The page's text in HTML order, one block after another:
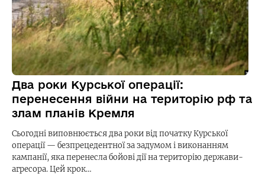
Два роки Курської операції:
перенесення війни на територію рф та
злам планів Кремля
Сьогодні виповнюється два роки від початку Курської
операції — безпрецедентної за задумом і виконанням
кампанії, яка перенесла бойові дії на територію держави-
агресора. Цей крок…